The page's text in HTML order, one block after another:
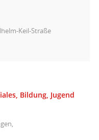
Keil-Straße
Bildung, Jugend